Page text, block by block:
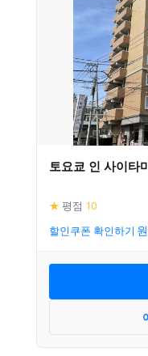
토요쿄 인 사이타
★ 평점 10
할인쿠폰 확인하기